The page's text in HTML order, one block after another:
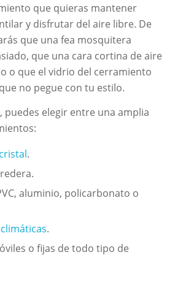
que quieras mantener
y disfrutar del aire libre. De
que una fea mosquitera
que una cara cortina de aire
o que el vidrio del cerramiento
no pegue con tu estilo.
puedes elegir entre una amplia
.
aluminio, policarbonato o
.
o fijas de todo tipo de